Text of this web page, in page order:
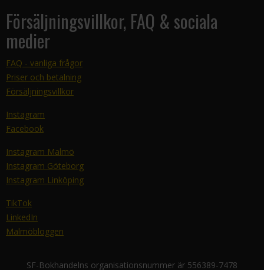
Försäljningsvillkor, FAQ & sociala
medier
FAQ - vanliga frågor
Priser och betalning
Försäljningsvillkor
Instagram
Facebook
Instagram Malmö
Instagram Göteborg
Instagram Linköping
TikTok
LinkedIn
Malmöbloggen
SF-Bokhandelns organisationsnummer är 556389-7478